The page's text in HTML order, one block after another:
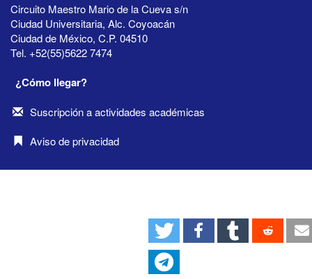
Circuito Maestro Mario de la Cueva s/n
Ciudad Universitaria, Alc. Coyoacán
Ciudad de México, C.P. 04510
Tel. +52(55)5622 7474
¿Cómo llegar?
Suscripción a actividades académicas
Aviso de privacidad